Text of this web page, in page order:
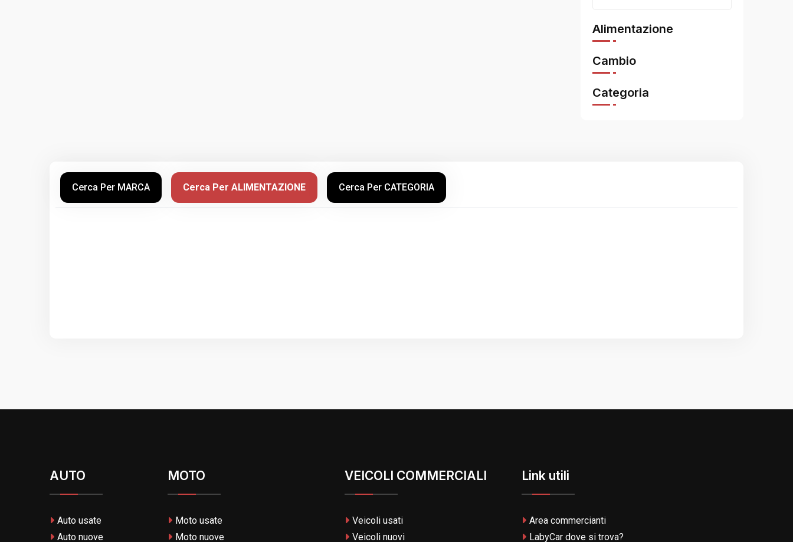
Alimentazione
Cambio
Categoria
Cerca Per MARCA Cerca Per ALIMENTAZIONE Cerca Per CATEGORIA
AUTO
Auto usate
Auto nuove
MOTO
Moto usate
Moto nuove
VEICOLI COMMERCIALI
Veicoli usati
Veicoli nuovi
Link utili
Area commercianti
LabyCar dove si trova?